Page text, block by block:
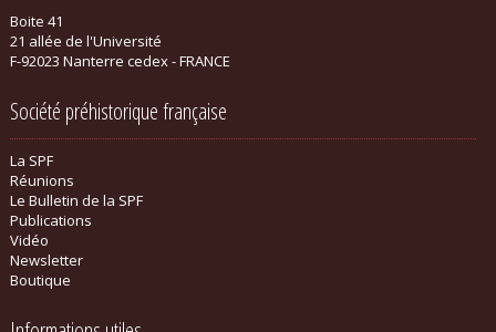
Boite 41
21 allée de l'Université
F-92023 Nanterre cedex - FRANCE
Société préhistorique française
La SPF
Réunions
Le Bulletin de la SPF
Publications
Vidéo
Newsletter
Boutique